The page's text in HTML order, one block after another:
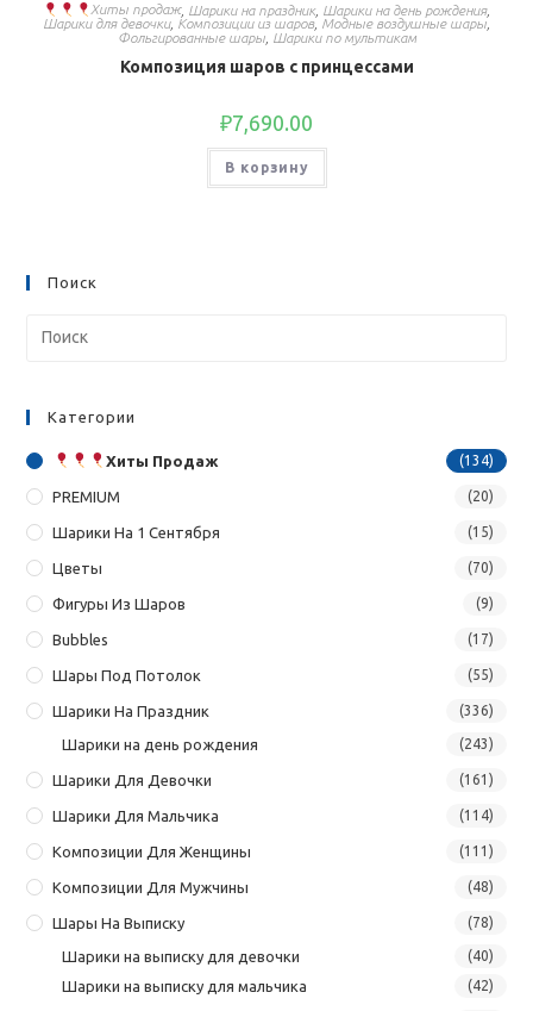
Хиты продаж, Шарики на праздник, Шарики на день рождения,
Шарики для девочки, Композиции из шаров, Модные воздушные шары
Фольгированные шары, Шарики по мультикам
Композиция шаров с принцессами
₽7,690.00
В корзину
Поиск
Категории
Хиты Продаж (134)
PREMIUM (20)
Шарики На 1 Сентября (15)
Цветы (70)
Фигуры Из Шаров (9)
Bubbles (17)
Шары Под Потолок (55)
Шарики На Праздник (336)
Шарики на день рождения (243)
Шарики Для Девочки (161)
Шарики Для Мальчика (114)
Композиции Для Женщины (111)
Композиции Для Мужчины (48)
Шары На Выписку (78)
Шарики на выписку для девочки (40)
Шарики на выписку для мальчика (42)